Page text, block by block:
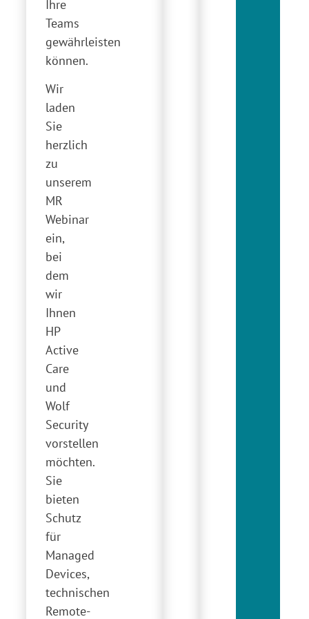
Ihre
Teams
gewährleisten
können.
Wir
laden
Sie
herzlich
zu
unserem
MR
Webinar
ein,
bei
dem
wir
Ihnen
HP
Active
Care
und
Wolf
Security
vorstellen
möchten.
Sie
bieten
Schutz
für
Managed
Devices,
technischen
Remote-